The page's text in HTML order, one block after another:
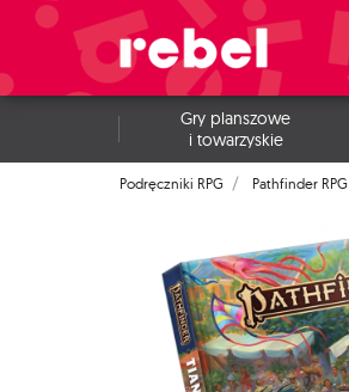
Gry planszowe
i towarzyskie
Podręczniki RPG Pathfinder RPG